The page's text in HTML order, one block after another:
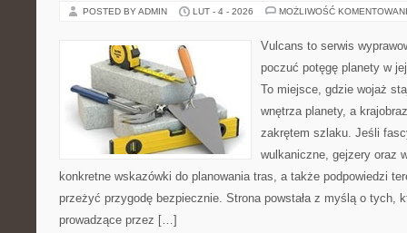
POSTED BY ADMIN LUT - 4 - 2026 MOŻLIWOŚĆ
Vulcans to serwis
poczuć potęgę planety w
To miejsce, gdzie wojaż
wnętrza planety, a
zakrętem szlaku. Jeśli
wulkaniczne, gejzery oraz
konkretne wskazówki do planowania tras, a także podpowiedzi
przeżyć przygodę bezpiecznie. Strona powstała z myślą o tych,
prowadzące przez […]